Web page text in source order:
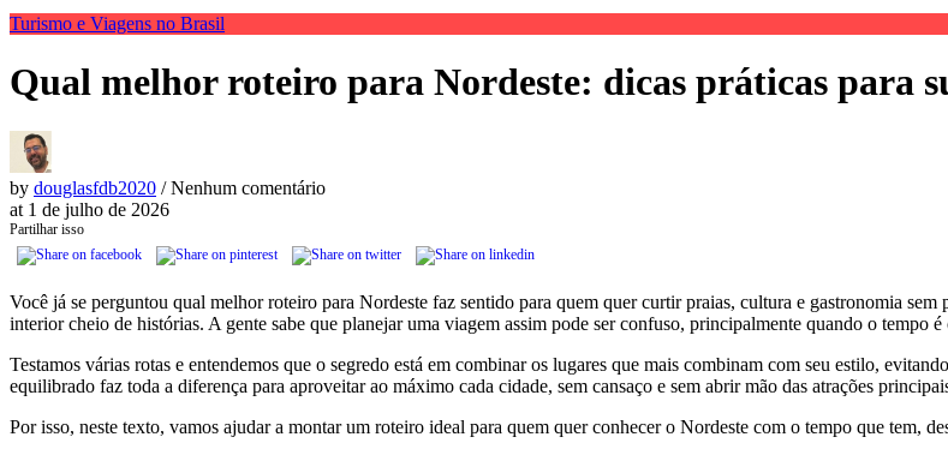
Turismo e Viagens no Brasil
Qual melhor roteiro para Nordeste: dicas práticas para
by douglasfdb2020 / Nenhum comentário
at 1 de julho de 2026
Partilhar isso
Você já se perguntou qual melhor roteiro para Nordeste faz sentido para quem quer curtir praias, cultura e gastronomia
interior cheio de histórias. A gente sabe que planejar uma viagem assim pode ser confuso, principalmente quando o tempo é
Testamos várias rotas e entendemos que o segredo está em combinar os lugares que mais combinam com seu estilo,
equilibrado faz toda a diferença para aproveitar ao máximo cada cidade, sem cansaço e sem abrir mão das atrações
Por isso, neste texto, vamos ajudar a montar um roteiro ideal para quem quer conhecer o Nordeste com o tempo que tem,